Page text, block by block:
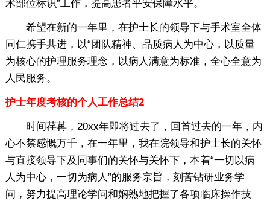
术部位标识”工作，提高患者平安保障水平。
希望在新的一年里，在护士长的领导下与手术室全体
同仁携手共进，以“团队精神、品质病人为中心，以质量
为核心的护理服务理念，以病人满意为标准，全心全意为
人民服务。
护士年度考核的个人工作总结2
时间荏苒，20xx年即将过去了，回首过去的一年，内
心不禁感慨万千，在一年里，我在院领导和护士长的关怀
与直接领导下及同事们的关怀与关怀下，本着“一切以病
人为中心，一切为病人”的服务宗旨，刻苦钻研业务学
问，努力提高理论学问和娴熟地把握了各项临床操作技